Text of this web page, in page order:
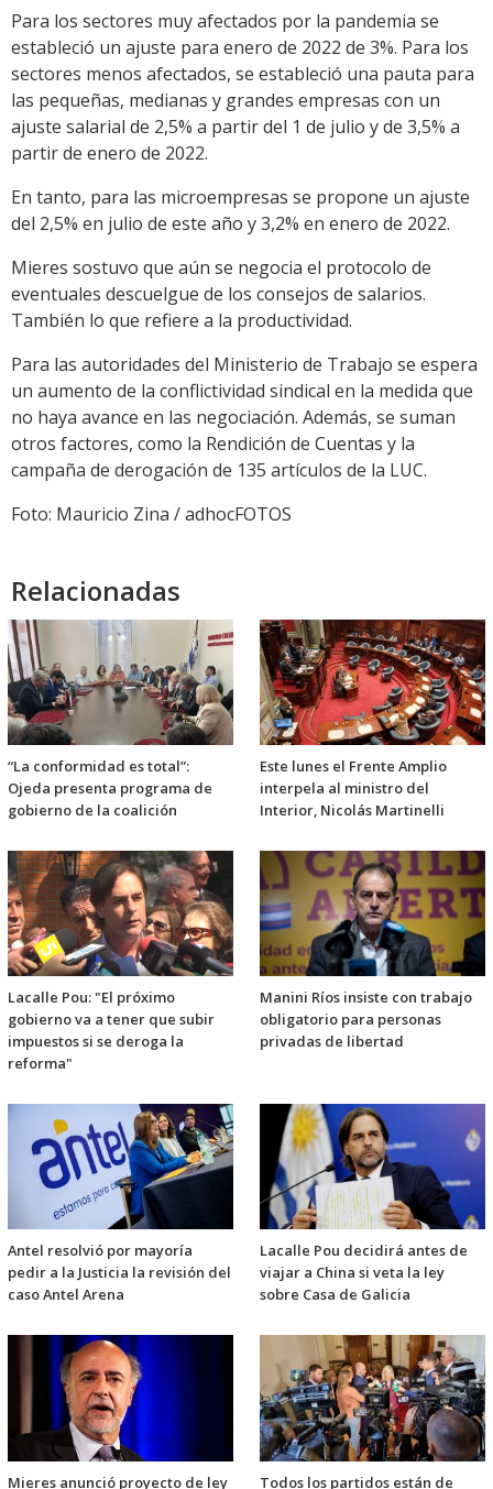
Para los sectores muy afectados por la pandemia se
estableció un ajuste para enero de 2022 de 3%. Para los
sectores menos afectados, se estableció una pauta para
las pequeñas, medianas y grandes empresas con un
ajuste salarial de 2,5% a partir del 1 de julio y de 3,5% a
partir de enero de 2022.
En tanto, para las microempresas se propone un ajuste
del 2,5% en julio de este año y 3,2% en enero de 2022.
Mieres sostuvo que aún se negocia el protocolo de
eventuales descuelgue de los consejos de salarios.
También lo que refiere a la productividad.
Para las autoridades del Ministerio de Trabajo se espera
un aumento de la conflictividad sindical en la medida que
no haya avance en las negociación. Además, se suman
otros factores, como la Rendición de Cuentas y la
campaña de derogación de 135 artículos de la LUC.
Foto: Mauricio Zina / adhocFOTOS
Relacionadas
“La conformidad es total”:
Ojeda presenta programa de
gobierno de la coalición
Este lunes el Frente Amplio
interpela al ministro del
Interior, Nicolás Martinelli
Lacalle Pou: "El próximo
gobierno va a tener que subir
impuestos si se deroga la
reforma"
Manini Ríos insiste con trabajo
obligatorio para personas
privadas de libertad
Antel resolvió por mayoría
pedir a la Justicia la revisión del
caso Antel Arena
Lacalle Pou decidirá antes de
viajar a China si veta la ley
sobre Casa de Galicia
Mieres anunció proyecto de ley Todos los partidos están de